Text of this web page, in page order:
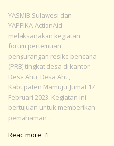
YASMIB Sulawesi dan
YAPPIKA-ActionAid
melaksanakan kegiatan
forum pertemuan
pengurangan resiko bencana
(PRB) tingkat desa di kantor
Desa Ahu, Desa Ahu,
Kabupaten Mamuju. Jumat 17
Februari 2023. Kegiatan ini
bertujuan untuk memberikan
pemahaman…
Read more